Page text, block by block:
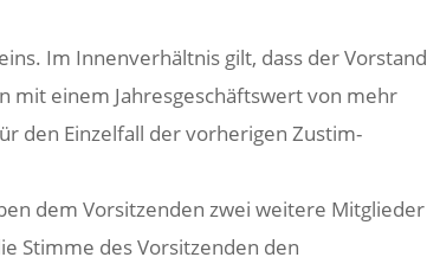
Im Innenverhältnis gilt, dass der Vorstand
mit einem Jahresgeschäftswert von mehr
den Einzelfall der vorherigen Zustim-
dem Vorsitzenden zwei weitere Mitglieder
Stimme des Vorsitzenden den